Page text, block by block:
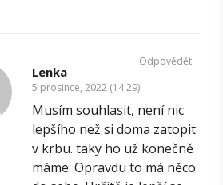
Lenka
5 prosince, 2022 (14:29)
Musím souhlasit, není nic
lepšího než si doma zatopit
v krbu. taky ho už konečně
máme. Opravdu to má něco
Odpovědět